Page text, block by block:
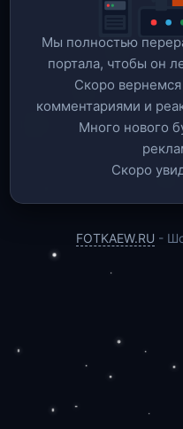
Мы полностью
портала, чтобы он
Скоро
комментариями и
Много нового
Скоро
FOTKAEW.RU -